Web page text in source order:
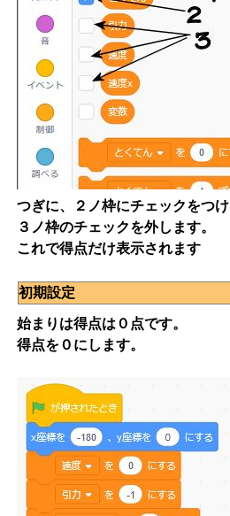
つぎに、２ノ枠にチェックをつけ
３ノ枠のチェックを外します。
これで得点だけ表示されます
初期設定
始まりは得点は０点です。
得点を０にします。